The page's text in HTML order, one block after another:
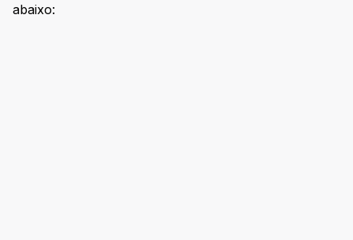
abaixo: